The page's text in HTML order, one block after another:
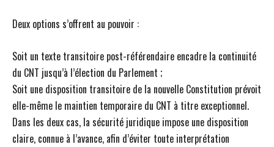
Deux options s’offrent au pouvoir :
Soit un texte transitoire post-référendaire encadre la continuité
du CNT jusqu’à l’élection du Parlement ;
Soit une disposition transitoire de la nouvelle Constitution prévoit
elle-même le maintien temporaire du CNT à titre exceptionnel.
Dans les deux cas, la sécurité juridique impose une disposition
claire, connue à l’avance, afin d’éviter toute interprétation